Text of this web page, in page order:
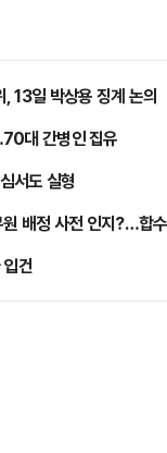
13일 박상용 징계 논의
대 간병인 집유
서도 실형
배정 사전 인지?…합
건